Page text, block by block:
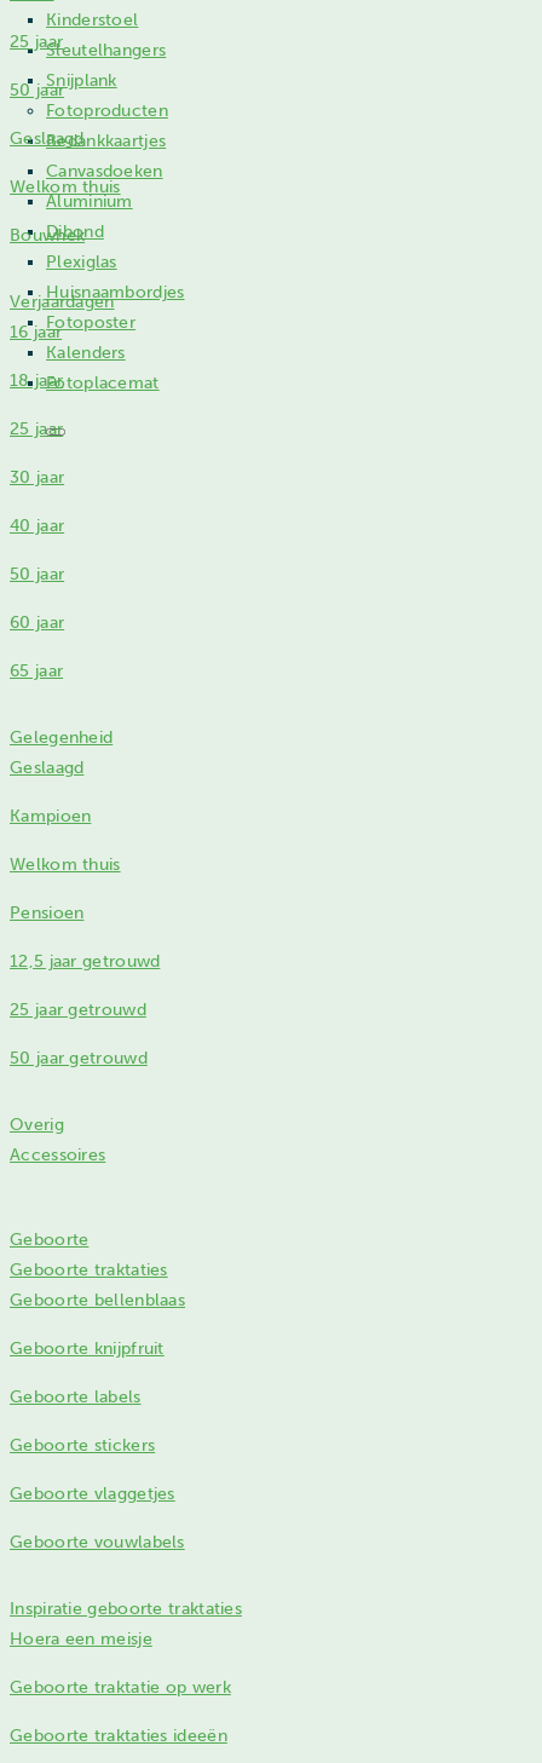
Kinderstoel
Sleutelhangers
Snijplank
Fotoproducten
Bedankkaartjes
Canvasdoeken
Aluminium
Dibond
Plexiglas
Huisnaambordjes
Fotoposter
Kalenders
Fotoplacemat
25 jaar
50 jaar
Geslaagd
Welkom thuis
Bouwhek
Verjaardagen
16 jaar
18 jaar
25 jaar
30 jaar
40 jaar
50 jaar
60 jaar
65 jaar
Gelegenheid
Geslaagd
Kampioen
Welkom thuis
Pensioen
12,5 jaar getrouwd
25 jaar getrouwd
50 jaar getrouwd
Overig
Accessoires
Geboorte
Geboorte traktaties
Geboorte bellenblaas
Geboorte knijpfruit
Geboorte labels
Geboorte stickers
Geboorte vlaggetjes
Geboorte vouwlabels
Inspiratie geboorte traktaties
Hoera een meisje
Geboorte traktatie op werk
Geboorte traktaties ideeën